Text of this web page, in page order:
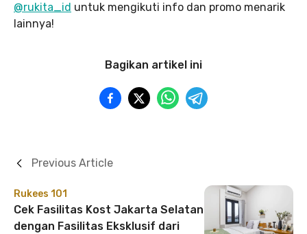
@rukita_id untuk mengikuti info dan promo menarik
lainnya!
Bagikan artikel ini
Rukees 101
Cek Fasilitas Kost Jakarta Selatan
dengan Fasilitas Eksklusif dari
Previous Article